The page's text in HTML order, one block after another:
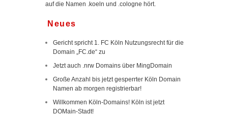
auf die Namen .koeln und .cologne hört.
Neues
Gericht spricht 1. FC Köln Nutzungsrecht für die
Domain „FC.de“ zu
Jetzt auch .nrw Domains über MingDomain
Große Anzahl bis jetzt gesperrter Köln Domain
Namen ab morgen registrierbar!
Willkommen Köln-Domains! Köln ist jetzt
DOMain-Stadt!